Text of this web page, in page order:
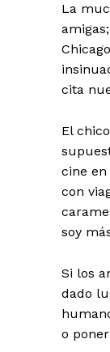
La
cita
El
cine
con
soy
Si los
dado
o